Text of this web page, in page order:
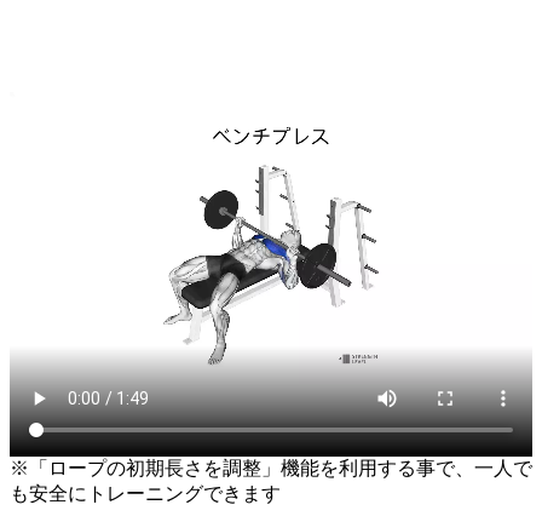
※「ロープの初期長さを調整」機能を利用する事で、一人で
も安全にトレーニングできます